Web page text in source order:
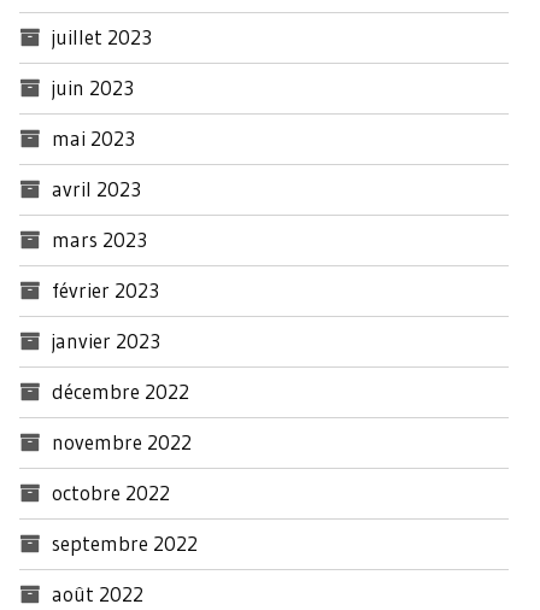
juillet 2023
juin 2023
mai 2023
avril 2023
mars 2023
février 2023
janvier 2023
décembre 2022
novembre 2022
octobre 2022
septembre 2022
août 2022